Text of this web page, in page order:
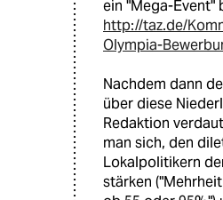
ein "Mega-Event"
http://taz.de/
Olympia-
Nachdem dann
über diese
Redaktion
man sich, den
Lokalpolitikern
stärken